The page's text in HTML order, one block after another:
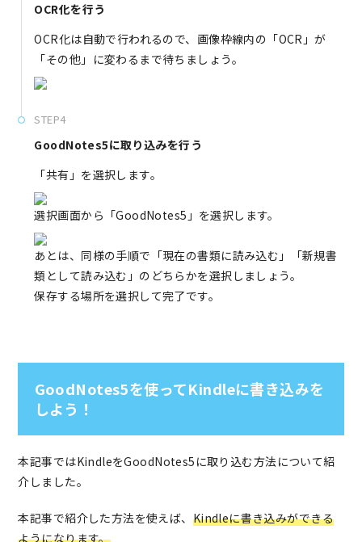
OCR化を行う
OCR化は自動で行われるので、画像枠線内の「OCR」が
「その他」に変わるまで待ちましょう。
STEP4
GoodNotes5に取り込みを行う
「共有」を選択します。
選択画面から「GoodNotes5」を選択します。
あとは、同様の手順で「現在の書類に読み込む」「新規書
類として読み込む」のどちらかを選択しましょう。
保存する場所を選択して完了です。
GoodNotes5を使ってKindleに書き込みを
しよう！
本記事ではKindleをGoodNotes5に取り込む方法について紹
介しました。
本記事で紹介した方法を使えば、 Kindleに書き込みができる
ようになります。